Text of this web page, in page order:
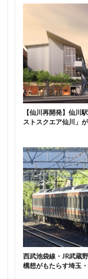
【仙川再開発】仙川
ストスクエア仙川」
西武池袋線・JR武蔵
構想がもたらす埼玉